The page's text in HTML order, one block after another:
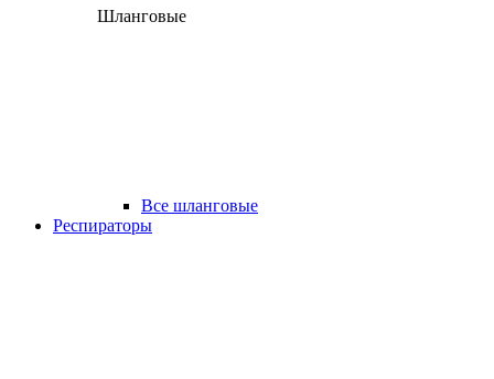
Шланговые
Все шланговые
Респираторы